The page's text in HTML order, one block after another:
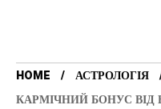
HOME
АСТРОЛОГІЯ
КАРМІЧНИЙ БОНУС ВІД